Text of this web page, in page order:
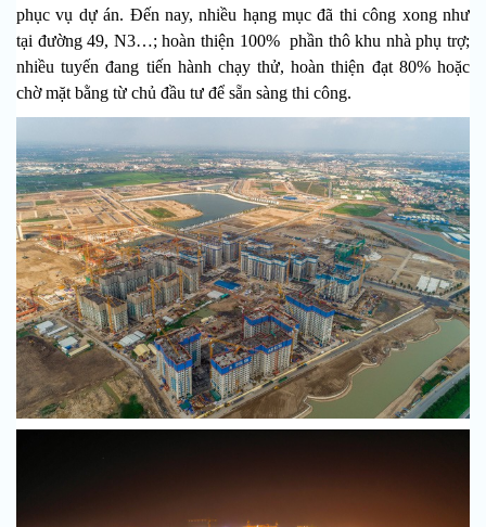
phục vụ dự án. Đến nay, nhiều hạng mục đã thi công xong như
tại đường 49, N3…; hoàn thiện 100% phần thô khu nhà phụ trợ;
nhiều tuyến đang tiến hành chạy thử, hoàn thiện đạt 80% hoặc
chờ mặt bằng từ chủ đầu tư để sẵn sàng thi công.